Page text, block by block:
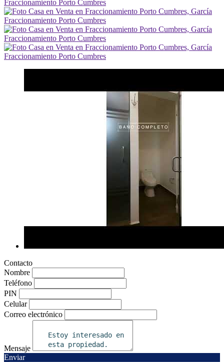
Contacto
Nombre
Teléfono
PIN
Celular
Correo electrónico
Mensaje
Enviar